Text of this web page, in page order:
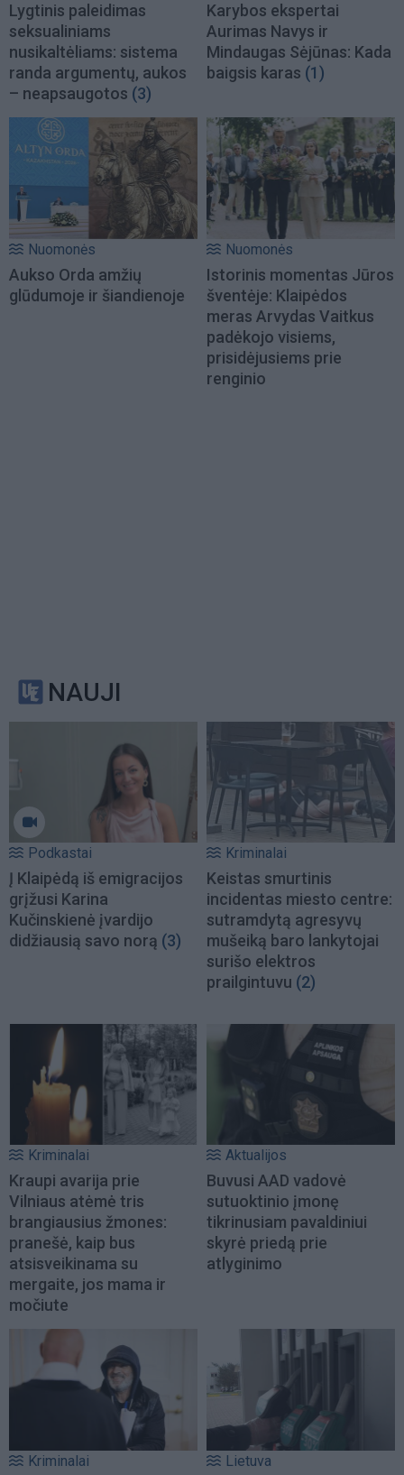
Lygtinis paleidimas
seksualiniams
nusikaltėliams: sistema
randa argumentų, aukos
– neapsaugotos (3)
Karybos ekspertai
Aurimas Navys ir
Mindaugas Sėjūnas: Kada
baigsis karas (1)
Nuomonės
Aukso Orda amžių
glūdumoje ir šiandienoje
Nuomonės
Istorinis momentas Jūros
šventėje: Klaipėdos
meras Arvydas Vaitkus
padėkojo visiems,
prisidėjusiems prie
renginio
NAUJI
Podkastai
Į Klaipėdą iš emigracijos
grįžusi Karina
Kučinskienė įvardijo
didžiausią savo norą (3)
Kriminalai
Keistas smurtinis
incidentas miesto centre:
sutramdytą agresyvų
mušeiką baro lankytojai
surišo elektros
prailgintuvu (2)
Kriminalai
Kraupi avarija prie
Vilniaus atėmė tris
brangiausius žmones:
pranešė, kaip bus
atsisveikinama su
mergaite, jos mama ir
močiute
Aktualijos
Buvusi AAD vadovė
sutuoktinio įmonę
tikrinusiam pavaldiniui
skyrė priedą prie
atlyginimo
Kriminalai Lietuva